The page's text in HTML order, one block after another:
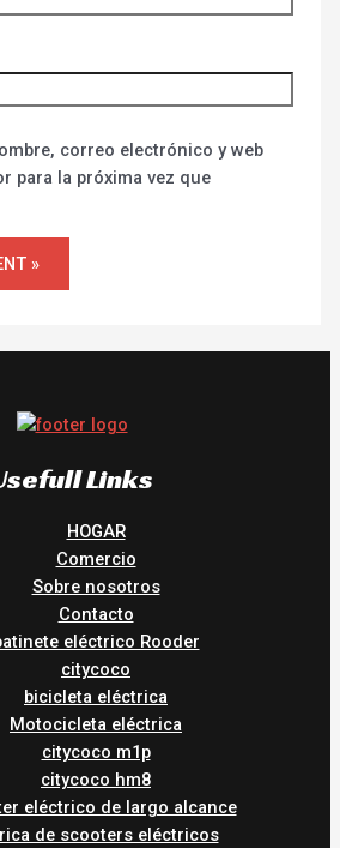
correo electrónico y web
para la próxima vez que
Links
HOGAR
Comercio
Sobre nosotros
Contacto
eléctrico Rooder
citycoco
bicicleta eléctrica
Motocicleta eléctrica
citycoco m1p
citycoco hm8
eléctrico de largo alcance
de scooters eléctricos